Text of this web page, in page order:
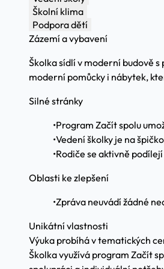
Školní klima
Podpora dětí
Zázemí a vybavení
Školka sídlí v moderní budově
moderní pomůcky i nábytek,
Silné stránky
•Program Začít spolu
•Vedení školky je na
•Rodiče se aktivně
Oblasti ke zlepšení
•Zpráva neuvádí žádné
Unikátní vlastnosti
Výuka probíhá v tematických
Školka využívá program Začít